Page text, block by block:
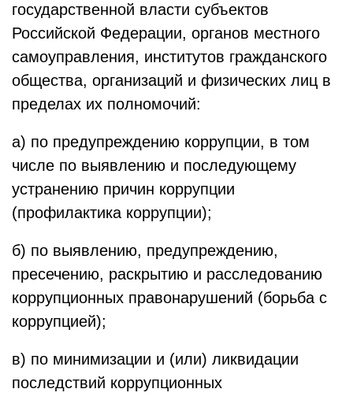
государственной власти субъектов
Российской Федерации, органов местного
самоуправления, институтов гражданского
общества, организаций и физических лиц в
пределах их полномочий:
а) по предупреждению коррупции, в том
числе по выявлению и последующему
устранению причин коррупции
(профилактика коррупции);
б) по выявлению, предупреждению,
пресечению, раскрытию и расследованию
коррупционных правонарушений (борьба с
коррупцией);
в) по минимизации и (или) ликвидации
последствий коррупционных